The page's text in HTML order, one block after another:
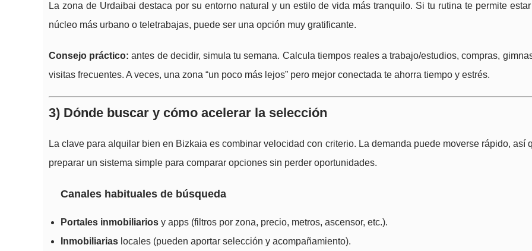
La zona de Urdaibai destaca por su entorno natural y un estilo de vida más tranquilo. Si tu rutina te permite estar
núcleo más urbano o teletrabajas, puede ser una opción muy gratificante.
Consejo práctico: antes de decidir, simula tu semana. Calcula tiempos reales a trabajo/estudios, compras,
visitas frecuentes. A veces, una zona “un poco más lejos” pero mejor conectada te ahorra tiempo y estrés.
3) Dónde buscar y cómo acelerar la selección
La clave para alquilar bien en Bizkaia es combinar velocidad con criterio. La demanda puede moverse rápido, así
preparar un sistema simple para comparar opciones sin perder oportunidades.
Canales habituales de búsqueda
Portales inmobiliarios y apps (filtros por zona, precio, metros, ascensor, etc.).
Inmobiliarias locales (pueden aportar selección y acompañamiento).